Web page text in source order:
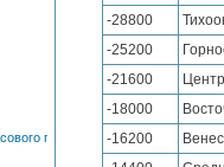
пояса ("tz")
-28800
-25200
-21600
-18000
-16200